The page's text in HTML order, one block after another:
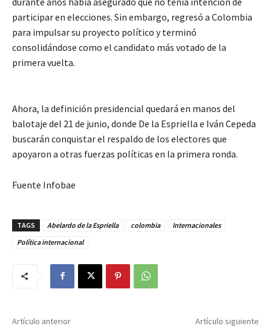
participar en elecciones. Sin embargo, regresó a Colombia
para impulsar su proyecto político y terminó
consolidándose como el candidato más votado de la
primera vuelta.
Ahora, la definición presidencial quedará en manos del
balotaje del 21 de junio, donde De la Espriella e Iván Cepeda
buscarán conquistar el respaldo de los electores que
apoyaron a otras fuerzas políticas en la primera ronda.
Fuente Infobae
TAGS Abelardo de la Espriella colombia
Internacionales
Política internacional
Artículo anterior Artículo siguiente